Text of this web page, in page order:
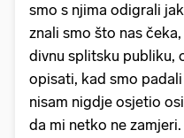
smo s njima odigrali
znali smo što nas
divnu splitsku publiku,
opisati, kad smo
nisam nigdje osjetio
da mi netko ne